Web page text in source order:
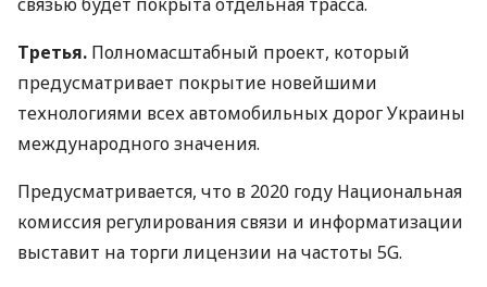
Третья. Полномасштабный проект, который
предусматривает покрытие новейшими
технологиями всех автомобильных дорог Украины
международного значения.
Предусматривается, что в 2020 году Национальная
комиссия регулирования связи и информатизации
выставит на торги лицензии на частоты 5G.